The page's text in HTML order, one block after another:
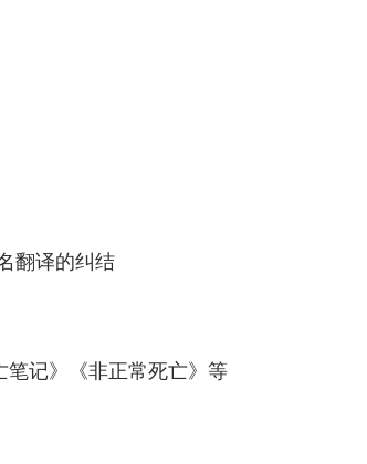
翻译的纠结
记》《非正常死亡》等